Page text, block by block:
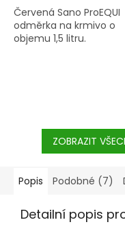
Červená Sano ProEQUI
odměrka na krmivo o
objemu 1,5 litru.
ZOBRAZIT
Popis Podobné (7)
Detailní popis